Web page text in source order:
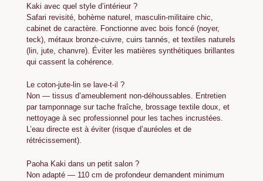
Kaki avec quel style d’intérieur ?
Safari revisité, bohème naturel, masculin-militaire chic,
cabinet de caractère. Fonctionne avec bois foncé (noyer,
teck), métaux bronze-cuivre, cuirs tannés, et textiles naturels
(lin, jute, chanvre). Éviter les matières synthétiques brillantes
qui cassent la cohérence.
Le coton-jute-lin se lave-t-il ?
Non — tissus d’ameublement non-déhoussables. Entretien
par tamponnage sur tache fraîche, brossage textile doux, et
nettoyage à sec professionnel pour les taches incrustées.
L’eau directe est à éviter (risque d’auréoles et de
rétrécissement).
Paoha Kaki dans un petit salon ?
Non adapté — 110 cm de profondeur demandent minimum